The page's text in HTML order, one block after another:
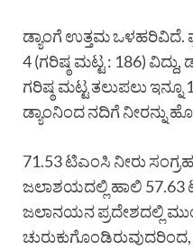
ಡ್ಯಾಂಗೆ ಉತ್ತಮ ಒಳಹರಿವಿದೆ.
4 (ಗರಿಷ್ಠ ಮಟ್ಟ : 186)
ಗರಿಷ್ಠ ಮಟ್ಟ ತಲುಪಲು
ಡ್ಯಾಂನಿಂದ ನದಿಗೆ ನೀರನ್ನು
71.53 ಟಿಎಂಸಿ ನೀರು
ಜಲಾಶಯದಲ್ಲಿ ಹಾಲಿ 57.63
ಜಲಾನಯನ ಪ್ರದೇಶದಲ್ಲಿ